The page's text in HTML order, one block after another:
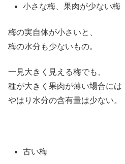
小さな梅、果肉が少ない梅
梅の実自体が小さいと、
梅の水分も少ないもの。
一見大きく見える梅でも、
種が大きく果肉が薄い場合には
やはり水分の含有量は少ない。
古い梅